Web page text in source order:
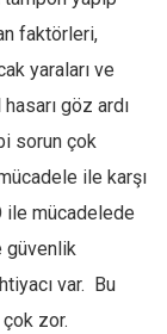
faktörleri,
yaraları ve
göz ardı
sorun çok
ile karşı
ile mücadelede
güvenlik
var. Bu
zor.